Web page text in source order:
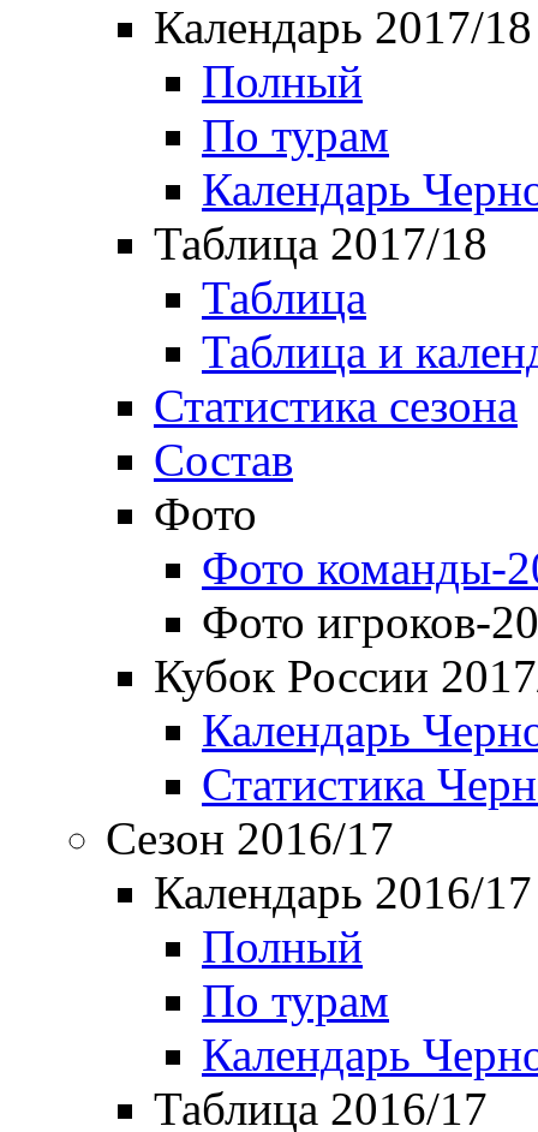
Календарь 2017/18
Полный
По турам
Календарь
Таблица 2017/18
Таблица
Таблица и
Статистика сезона
Состав
Фото
Фото команды-
Фото игроков-
Кубок России
Календарь
Статистика
Сезон 2016/17
Календарь 2016/17
Полный
По турам
Календарь
Таблица 2016/17